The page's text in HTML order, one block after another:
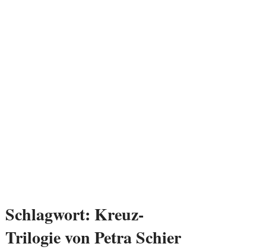
Schlagwort: Kreuz-
Trilogie von Petra Schier